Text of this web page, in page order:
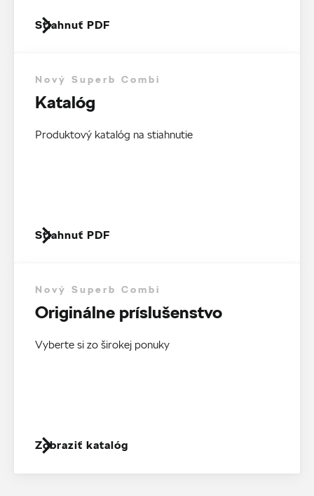
Stiahnuť PDF
Nový Superb Combi
Katalóg
Produktový katalóg na stiahnutie
Stiahnuť PDF
Nový Superb Combi
Originálne príslušenstvo
Vyberte si zo širokej ponuky
Zobraziť katalóg